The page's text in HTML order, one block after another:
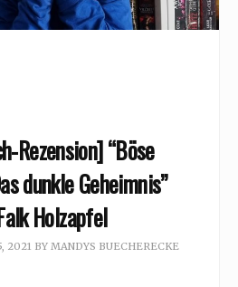
Rezension] “Böse
dunkle Geheimnis”
Holzapfel
2021 BY MANDYS BUECHERECKE